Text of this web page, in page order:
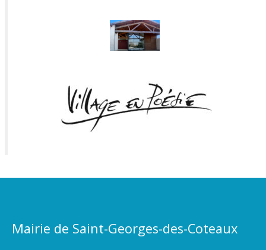
Mairie de Saint-Georges-des-Coteaux